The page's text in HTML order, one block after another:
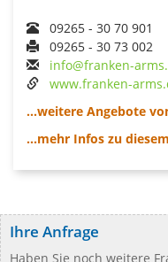
09265 - 30 70 901
09265 - 30 73 002
info@franken-
www.franken-
...weitere Angebote
...mehr Infos zu
Ihre Anfrage
Haben Sie noch weitere